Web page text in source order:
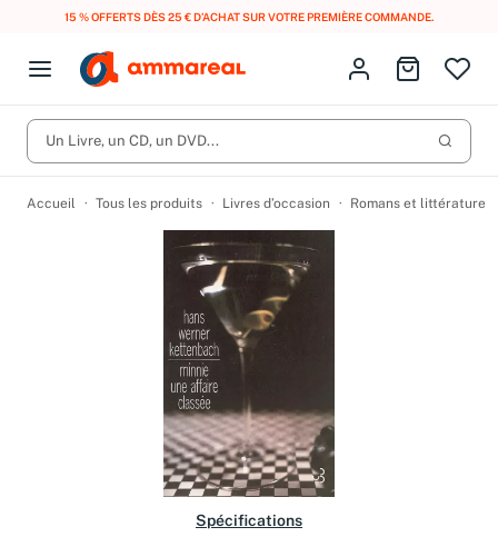
15 % OFFERTS DÈS 25 € D’ACHAT SUR VOTRE PREMIÈRE COMMANDE.
Open menu
Fermer le menu
CD d'occasion
DVD d'occasion
Nos engagements
Lancer
Vous n'avez pas trouvé l'article que vous cherchiez ?
Activez les notifications dans votre compte pour être alerté dès
qu'il est en stock.
Créer une alerte
Identifiez-vous
Aller au
Un Livre, un CD, un DVD...
Accueil Tous les produits Livres d’occasion Romans et littérature
Spécifications